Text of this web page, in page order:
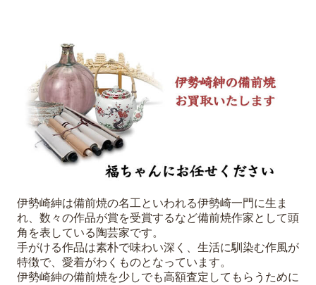
伊勢崎紳は備前焼の名工といわれる伊勢崎一門に生ま
れ、数々の作品が賞を受賞するなど備前焼作家として頭
角を表している陶芸家です。
手がける作品は素朴で味わい深く、生活に馴染む作風が
特徴で、愛着がわくものとなっています。
伊勢崎紳の備前焼を少しでも高額査定してもらうために